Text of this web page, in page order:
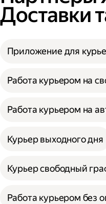
Доставки
Приложение для
Работа курьером на
Работа курьером на
Курьер выходного дня
Курьер свободный
Работа курьером без